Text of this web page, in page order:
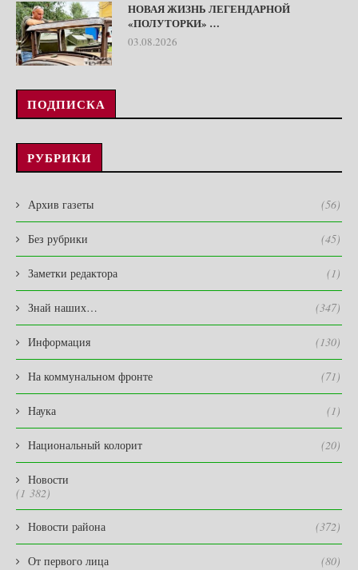
НОВАЯ ЖИЗНЬ ЛЕГЕНДАРНОЙ
«ПОЛУТОРКИ» …
03.08.2026
ПОДПИСКА
РУБРИКИ
Архив газеты (56)
Без рубрики (45)
Заметки редактора (1)
Знай наших… (347)
Информация (130)
На коммунальном фронте (71)
Наука (1)
Национальный колорит (20)
Новости
(1 382)
Новости района (372)
От первого лица (80)